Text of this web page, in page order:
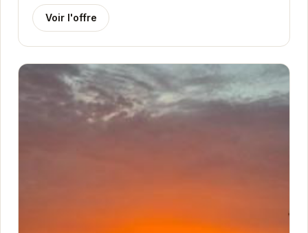
Voir l'offre